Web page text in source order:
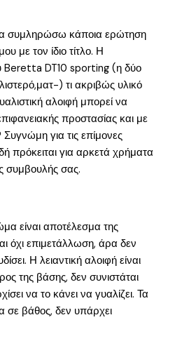
συμληρώσω κάποια ερώτηση
με τον ίδιο τίτλο. Η
Beretta DT10 sporting (η δύο
) τι ακριβώς υλικό
αλοιφή μπορεί να
προστασίας και με
Συγνώμη για τις επίμονες
πρόκειται για αρκετά χρήματα
συμβουλής σας.
είναι αποτέλεσμα της
όχι επιμετάλλωση, άρα δεν
Η λειαντική αλοιφή είναι
της βάσης, δεν συνιστάται
να το κάνει να γυαλίζει. Τα
σε βάθος, δεν υπάρχει